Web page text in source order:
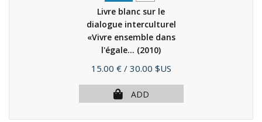
Livre blanc sur le
dialogue interculturel
«Vivre ensemble dans
l'égale... (2010)
Price
15.00 € / 30.00 $US
ADD